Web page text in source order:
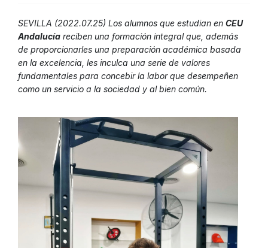
SEVILLA (2022.07.25) Los alumnos que estudian en CEU
Andalucía reciben una formación integral que, además
de proporcionarles una preparación académica basada
en la excelencia, les inculca una serie de valores
fundamentales para concebir la labor que desempeñen
como un servicio a la sociedad y al bien común.